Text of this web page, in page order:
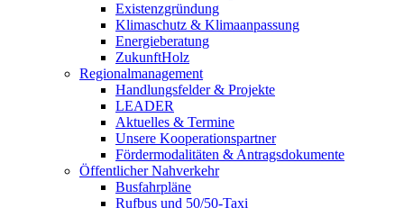
Existenzgründung
Klimaschutz & Klimaanpassung
Energieberatung
ZukunftHolz
Regionalmanagement
Handlungsfelder & Projekte
LEADER
Aktuelles & Termine
Unsere Kooperationspartner
Fördermodalitäten & Antragsdokumente
Öffentlicher Nahverkehr
Busfahrpläne
Rufbus und 50/50-Taxi